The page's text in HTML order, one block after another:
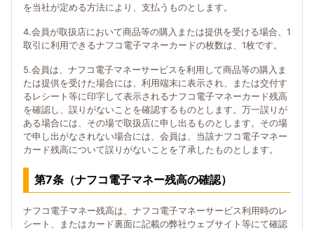
を当社が定める方法により、支払うものとします。
4.会員が取扱店において商品等の購入または提供を受ける場合、1
取引に利用できるナフコ電子マネーカードの枚数は、1枚です。
5.会員は、ナフコ電子マネーサービスを利用して商品等の購入ま
たは提供を受けた場合には、利用端末に表示され、または交付す
るレシート等に印字して表示されるナフコ電子マネーカード残高
を確認し、誤りがないことを確認するものとします。万一誤りが
ある場合には、その場で取扱店に申し出るものとします。その場
で申し出がなされない場合には、会員は、当該ナフコ電子マネー
カード残高について誤りがないことを了承したものとします。
第7条（ナフコ電子マネー残高の確認）
ナフコ電子マネー残高は、ナフコ電子マネーサービス利用時のレ
シート、またはカード裏面に記載の弊社ウェブサイト等にて確認